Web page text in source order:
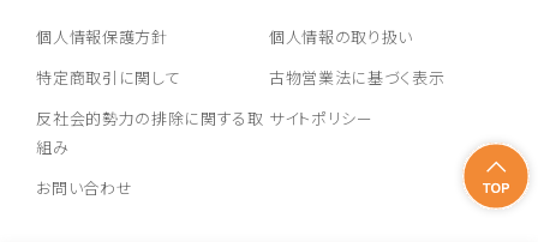
トヨタ
個人情報保護方針
個人情報の取り扱い
特定商取引に関して
古物営業法に基づく表示
反社会的勢力の排除に関する取
組み
サイトポリシー
お問い合わせ